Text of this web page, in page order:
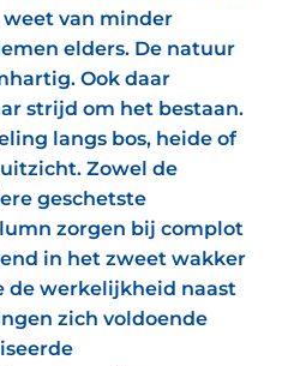
van minder
elders. De natuur
Ook daar
strijd om het bestaan.
langs bos, heide of
Zowel de
geschetste
zorgen bij complot
in het zweet wakker
de werkelijkheid naast
zich voldoende